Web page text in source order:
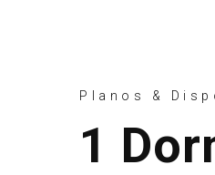
Planos &
1